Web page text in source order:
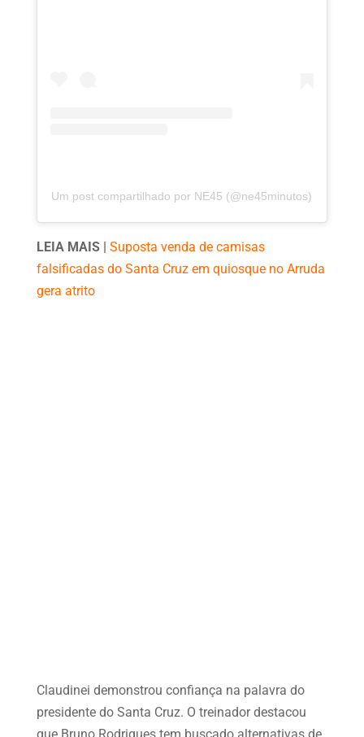
Um post compartilhado por NE45 (@ne45minutos)
LEIA MAIS | Suposta venda de camisas
falsificadas do Santa Cruz em quiosque no Arruda
gera atrito
Claudinei demonstrou confiança na palavra do
presidente do Santa Cruz. O treinador destacou